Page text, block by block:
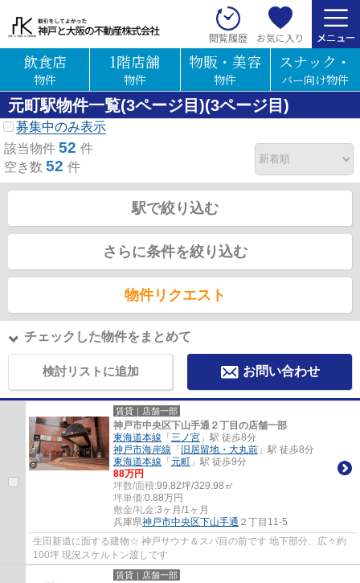
閲覧履歴 お気に入り
飲食店
物件
1階店舗
物件
物販・美容
物件
スナック・
バー向け物件
元町駅物件一覧(3ページ目)(3ページ目)
募集中のみ表示
該当物件 52 件
空き数 52 件
駅で絞り込む
さらに条件を絞り込む
物件リクエスト
チェックした物件をまとめて
検討リストに追加 お問い合わせ
賃貸｜店舗一部
神戸市中央区下山手通２丁目の店舗一部
東海道本線 「 三ノ宮 」駅 徒歩8分
神戸市海岸線 「 旧居留地・大丸前 」駅 徒歩8分
東海道本線 「 元町 」駅 徒歩9分
88万円
坪数/面積:99.82坪/329.98㎡
坪単価:0.88万円
敷金/礼金:3ヶ月/1ヶ月
兵庫県神戸市中央区下山手通 ２丁目11-5
生田新道に面する建物☆ 神戸サウナ＆スパ目の前です 地下部分、広々約
100坪 現況スケルトン渡しです
賃貸｜店舗一部